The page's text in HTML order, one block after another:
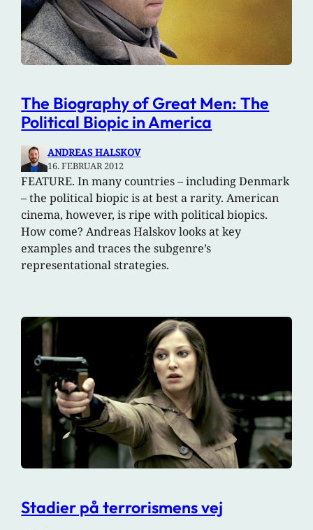
The Biography of Great Men: The
Political Biopic in America
ANDREAS HALSKOV
16. FEBRUAR 2012
FEATURE. In many countries – including Denmark
– the political biopic is at best a rarity. American
cinema, however, is ripe with political biopics.
How come? Andreas Halskov looks at key
examples and traces the subgenre’s
representational strategies.
Stadier på terrorismens vej